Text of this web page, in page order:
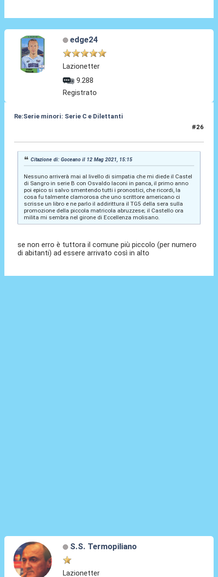
edge24
Lazionetter
9.288
Registrato
Re:Serie minori: Serie C e Dilettanti
#26
Citazione di: Goceano il 12 Mag 2021, 15:15
Nessuno arriverà mai al livello di simpatia che mi diede il Castel
di Sangro in serie B con Osvaldo Iaconi in panca, il primo anno
poi epico si salvo smentendo tutti i pronostici, che ricordi, la
cosa fu talmente clamorosa che uno scrittore americano ci
scrisse un libro e ne parlo il addirittura il TG5 della sera sulla
promozione della piccola matricola abruzzese; il Castello ora
milita mi sembra nel girone di Eccellenza molisano.
se non erro è tuttora il comune più piccolo (per numero
di abitanti) ad essere arrivato così in alto
S.S. Termopiliano
Lazionetter